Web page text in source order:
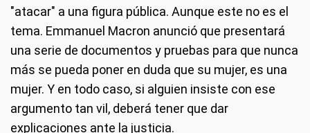
"atacar" a una figura pública. Aunque este no es el
tema. Emmanuel Macron anunció que presentará
una serie de documentos y pruebas para que nunca
más se pueda poner en duda que su mujer, es una
mujer. Y en todo caso, si alguien insiste con ese
argumento tan vil, deberá tener que dar
explicaciones ante la justicia.